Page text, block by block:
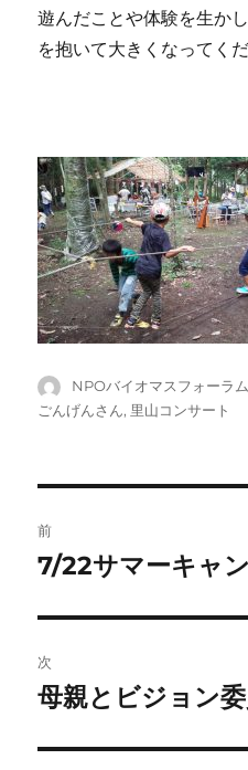
遊んだことや体験を生か
を抱いて大きくなってくだ
投
稿
NPOバイオマスフォーラ
ごんげんさん, 里山コンサート
稿
ビ
ゲ
ー
前
前
投
稿:
7/22サマーキャ
次
次
投
母親とビジョン